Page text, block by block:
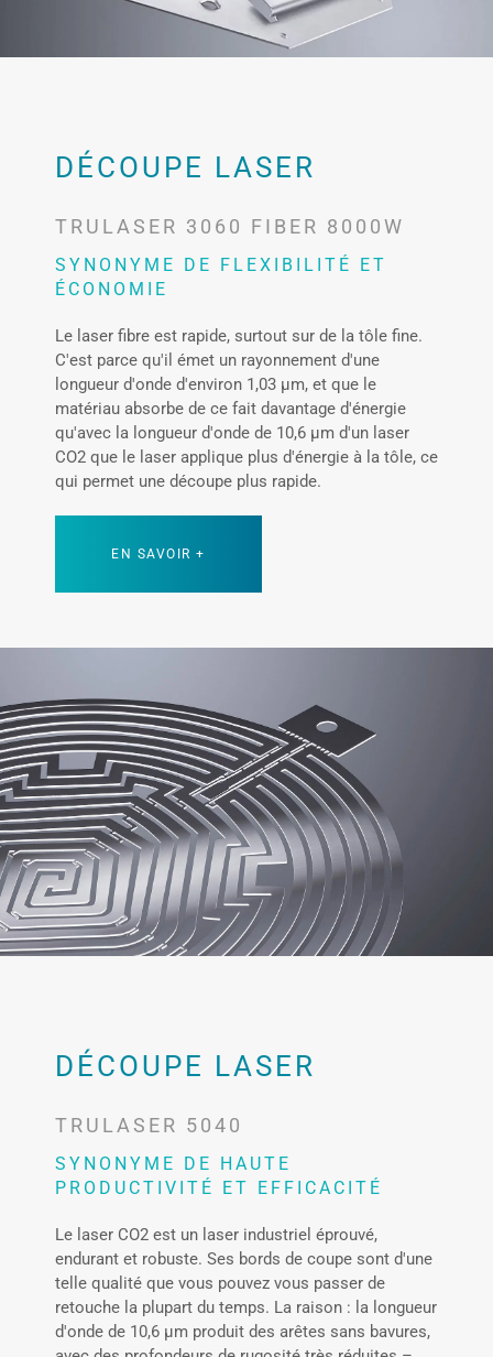
DÉCOUPE LASER
TRULASER 3060 FIBER 8000W
SYNONYME DE FLEXIBILITÉ ET
ÉCONOMIE
Le laser fibre est rapide, surtout sur de la tôle fine.
C'est parce qu'il émet un rayonnement d'une
longueur d'onde d'environ 1,03 µm, et que le
matériau absorbe de ce fait davantage d'énergie
qu'avec la longueur d'onde de 10,6 µm d'un laser
CO2 que le laser applique plus d'énergie à la tôle, ce
qui permet une découpe plus rapide.
EN SAVOIR +
DÉCOUPE LASER
TRULASER 5040
SYNONYME DE HAUTE
PRODUCTIVITÉ ET EFFICACITÉ
Le laser CO2 est un laser industriel éprouvé,
endurant et robuste. Ses bords de coupe sont d'une
telle qualité que vous pouvez vous passer de
retouche la plupart du temps. La raison : la longueur
d'onde de 10,6 μm produit des arêtes sans bavures,